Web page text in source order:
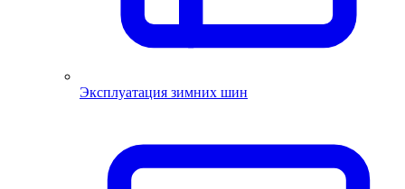
Эксплуатация зимних шин